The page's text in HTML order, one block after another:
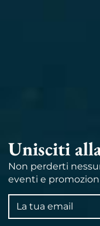
Unisciti
Non perderti
eventi e
Indirizzo
email